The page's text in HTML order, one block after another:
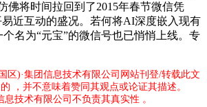
将时间拉回到了2015年春节微信凭
易近互动的盛况。若何将AI深度嵌入现有
名为“元宝”的微信号也已悄悄上线。专
区)·集团信息技术有限公司网站刊登/转载此文
，并不意味着赞同其观点或论证其描述。
息技术有限公司不负责其真实性 。